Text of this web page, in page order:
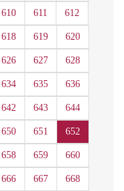
610 611 612
618 619 620
626 627 628
634 635 636
642 643 644
650 651 652
658 659 660
666 667 668